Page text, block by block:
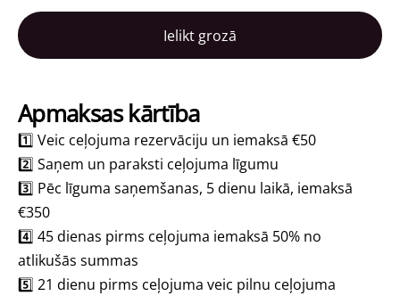
Ielikt grozā
Apmaksas kārtība
1️⃣ Veic ceļojuma rezervāciju un iemaksā €50
2️⃣ Saņem un paraksti ceļojuma līgumu
3️⃣ Pēc līguma saņemšanas, 5 dienu laikā, iemaksā
€350
4️⃣ 45 dienas pirms ceļojuma iemaksā 50% no
atlikušās summas
5️⃣ 21 dienu pirms ceļojuma veic pilnu ceļojuma